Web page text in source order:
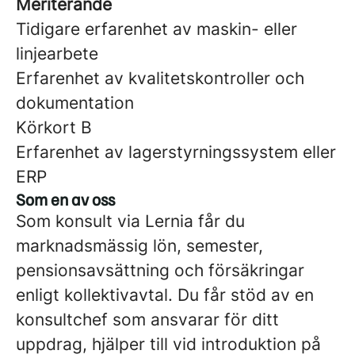
Meriterande
Tidigare erfarenhet av maskin- eller
linjearbete
Erfarenhet av kvalitetskontroller och
dokumentation
Körkort B
Erfarenhet av lagerstyrningssystem eller
ERP
Som en av oss
Som konsult via Lernia får du
marknadsmässig lön, semester,
pensionsavsättning och försäkringar
enligt kollektivavtal. Du får stöd av en
konsultchef som ansvarar för ditt
uppdrag, hjälper till vid introduktion på